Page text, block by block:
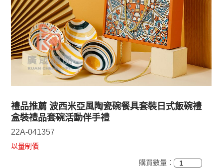
禮品推薦 波西米亞風陶瓷碗餐具套裝日式飯碗禮
盒裝禮品套碗活動伴手禮
22A-041357
以量制價
購買數量：